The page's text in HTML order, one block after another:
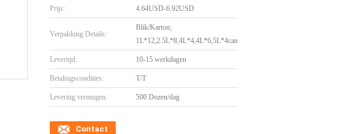
Prijs: 4.64USD-6.92USD
Verpakking Details:
Blik/Karton;
1L*12,2.5L*8,4L*4,4L*6,5L*4can
Levertijd: 10-15 werkdagen
Betalingscondities: T/T
Levering vermogen: 500 Dozen/dag
Contact